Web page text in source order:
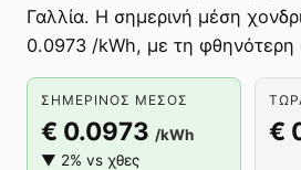
Γαλλία. Η σημερινή μέση
0.0973 /kWh, με τη φθηνότερη
ΣΗΜΕΡΙΝΌΣ ΜΈΣΟΣ
€ 0.0973 /kWh
▼ 2% vs χθες
€